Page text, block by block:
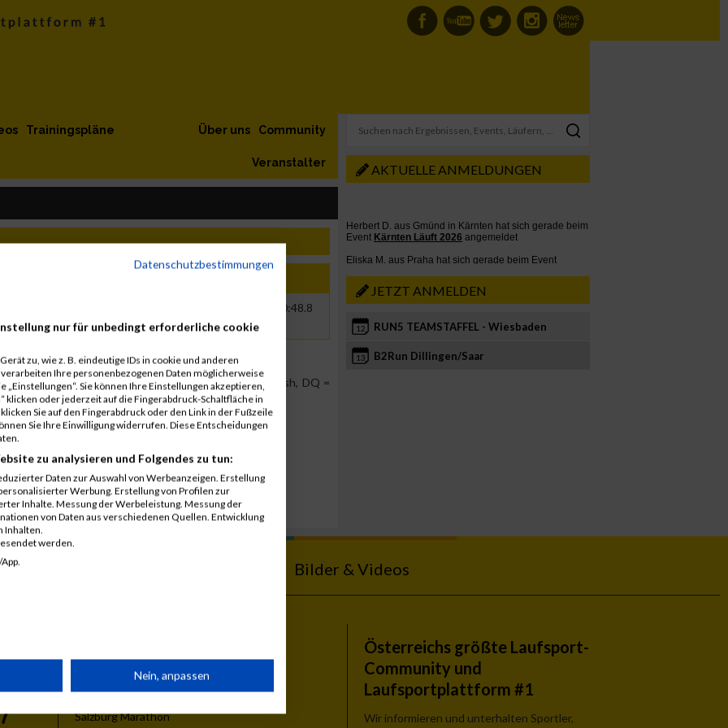
Trainingspläne Community
Über uns
Veranstalter
00:50:48.8
Position, DNS = Did not start, DNF = Did not finish, DQ =
AKTUELLE ANMELDUNGEN
JETZT ANMELDEN
12 RUN5 TEAMSTAFFEL - Wiesbaden
13 B2Run Dillingen/Saar
Bilder & Videos
Vienna City Marathon
Salzburg Marathon
Österreichs größte Laufsport-
Community und
Laufsportplattform #1
Wir informieren und unterhalten Sportler,
Datenschutzbestimmungen
nur für unbedingt erforderliche cookie
zu, wie z. B. eindeutige IDs in cookie und anderen
Ihre personenbezogenen Daten möglicherweise
Sie können Ihre Einstellungen akzeptieren,
klicken oder jederzeit auf die Fingerabdruck-Schaltfläche in
Sie auf den Fingerabdruck oder den Link in der Fußzeile
Sie Ihre Einwilligung widerrufen. Diese Entscheidungen
zu analysieren und Folgendes zu tun:
Daten zur Auswahl von Werbeanzeigen. Erstellung
Werbung. Erstellung von Profilen zur
Inhalte. Messung der Werbeleistung. Messung der
von Daten aus verschiedenen Quellen. Entwicklung
Inhalten.
werden.
Nein, anpassen